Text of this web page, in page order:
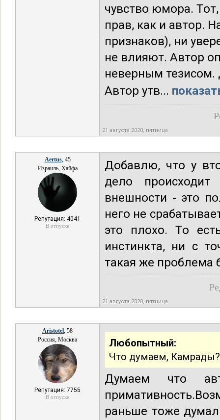
чувство юмора.
прав, как и автор.
признаков), ни
не влияют. Автор
неверным тезисом.
Автор утв...
21 августа 2020, пятница
Aertus, 45
Израиль, Хайфа
Репутация: 4041
В отпуске
Добавлю, что у
дело
внешности - это
него не
это плохо. То
инстинкта, ни с
такая же проблема
21 августа 2020, пятница
Aristotel, 58
Россия, Москва
Репутация: 7755
В отпуске
Любопытный:
Что думаем, Камрады?
Думаем что
раньше тоже